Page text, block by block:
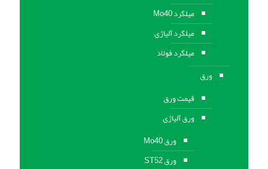
میلگرد Mo40
میلگرد آلیاژی
میلگرد فولاد
ورق
قیمت ورق
ورق آلیاژی
ورق Mo40
ورق ST52